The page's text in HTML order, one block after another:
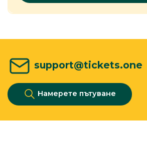
support@tickets.one
Намерете пътуване